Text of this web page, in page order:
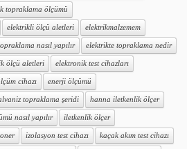
topraklama ölçümü
elektrikli ölçü aletleri elektrikmalzemem
nasıl yapılır elektrikte topraklama nedir
ölçü aletleri elektronik test cihazları
cihazı enerji ölçümü
topraklama şeridi hanna iletkenlik ölçer
nasıl yapılır iletkenlik ölçer
izolasyon test cihazı kaçak akım test cihazı